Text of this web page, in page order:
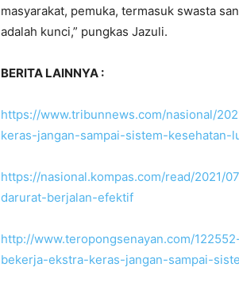
masyarakat, pemuka, termasuk swasta
adalah kunci,” pungkas Jazuli.
BERITA LAINNYA :
https://www.tribunnews.com/nasional/
keras-jangan-sampai-sistem-kesehatan-
https://nasional.kompas.com/read/2021/
darurat-berjalan-efektif
http://www.teropongsenayan.com/
bekerja-ekstra-keras-jangan-sampai-